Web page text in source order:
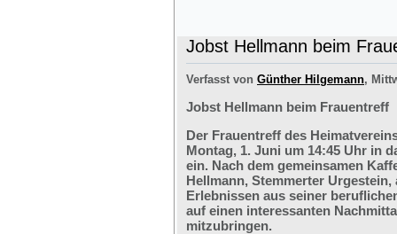
Jobst Hellmann beim
Verfasst von Günther Hilgemann,
Jobst Hellmann beim Frauentreff
Der Frauentreff des
Montag, 1. Juni um 14:45 Uhr in
ein. Nach dem gemeinsamen
Hellmann, Stemmerter
Erlebnissen aus seiner
auf einen interessanten
mitzubringen.